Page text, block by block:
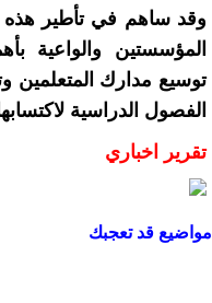
وقد ساهم في تأطير هذه
المؤسستين والواعية
توسيع مدارك
الفصول الدراسية
تقرير اخباري
مواضيع قد تعجبك